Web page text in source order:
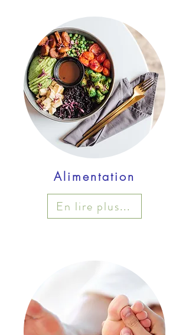
Alimentation
En lire plus...